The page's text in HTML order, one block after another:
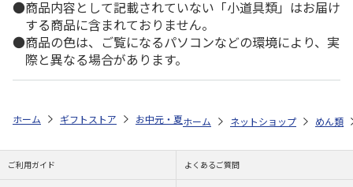
商品内容として記載されていない「小道具類」はお届け
する商品に含まれておりません。
商品の色は、ご覧になるパソコンなどの環境により、実
際と異なる場合があります。
ホーム ギフトストア お中元・夏ギフト特集 2026 ゆうゆうギフト
ホーム ネットショップ めん類
ご利用ガイド よくあるご質問